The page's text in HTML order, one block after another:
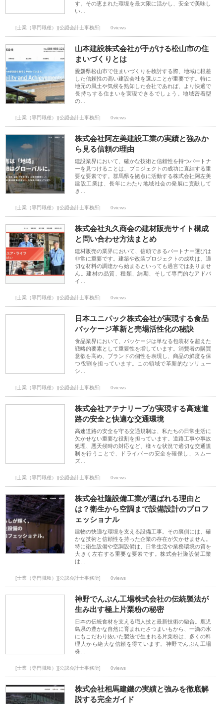
す。その恵まれた環境を最大限に活かし、安全で美味し
い…
[士業（専門職種）][公認会計士事務所] 0views
山本建設株式会社が手がける松山市の住
まいづくりとは
愛媛県松山市で住まいづくりを検討する際、地域に根差
した信頼性の高い建設会社を選ぶことが重要です。特に
地元の風土や気候を熟知した会社であれば、より快適で
長持ちする住まいを実現できるでしょう。地域密着型
の…
[士業（専門職種）][公認会計士事務所] 0views
株式会社阿左美建設工業の実績と強みか
ら見る信頼の理由
建設業界において、確かな技術と信頼性を持つパートナ
ーを見つけることは、プロジェクトの成功に直結する重
要な要素です。群馬県を拠点に活動する株式会社阿左美
建設工業は、長年にわたり地域社会の発展に貢献して
き…
[士業（専門職種）][公認会計士事務所] 0views
株式会社丸久商会の建材販売サイト構成
と問い合わせ方法まとめ
建材販売の業界において、信頼できるパートナー選びは
非常に重要です。建築や改装プロジェクトの成功は、適
切な材料の調達から始まるといっても過言ではありませ
ん。建材の品質、種類、納期、そして専門的なアドバ
イ…
[士業（専門職種）][公認会計士事務所] 0views
日本ユニパック株式会社が実現する食品
パッケージ革新と売場活性化の秘訣
食品業界において、パッケージは単なる包装材を超えた
戦略的要素として重要性を増しています。消費者の購買
意欲を高め、ブランドの個性を表現し、商品の鮮度を保
つ役割を担っています。この領域で革新的なソリュー
シ…
[士業（専門職種）][公認会計士事務所] 0views
株式会社アテナリープが実現する高速道
路の安全と快適な交通環境
高速道路の安全を守る交通規制は、私たちの日常生活に
欠かせない重要な役割を担っています。道路工事や事故
処理、悪天候時の対応など、様々な状況で適切な交通規
制を行うことで、ドライバーの安全を確保し、スムー
ズ…
[士業（専門職種）][公認会計士事務所] 0views
株式会社隆設備工業が選ばれる理由と
は？衛生から空調まで設備設計のプロフ
ェッショナル
建物の快適な環境を支える設備工事。その裏側には、確
かな技術と信頼性を持った企業の存在が欠かせません。
特に衛生設備や空調設備は、日常生活や業務環境の質を
大きく左右する重要な要素です。株式会社隆設備工業
は…
[士業（専門職種）][公認会計士事務所] 0views
神野でんぷん工場株式会社の伝統製法が
生み出す極上片栗粉の秘密
日本の伝統食材を支える職人技と最新技術の融合。鹿児
島県の豊かな自然に育まれたさつまいもから、一滴の水
にもこだわり抜いた製法で生まれる片栗粉は、多くの料
理人から絶大な信頼を得ています。神野でんぷん工場
株…
[士業（専門職種）][公認会計士事務所] 0views
株式会社相馬建鐵の実績と強みを徹底解
説する完全ガイド